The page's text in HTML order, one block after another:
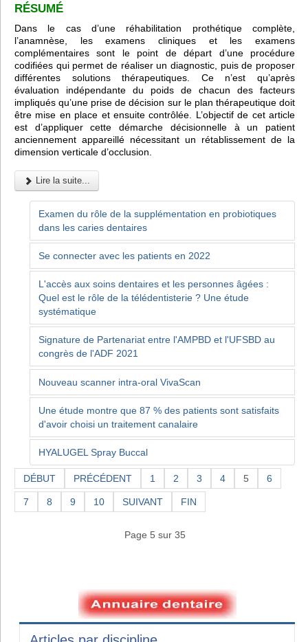
RÉSUMÉ
Dans le cas d’une réhabilitation prothétique complète,
l’anamnèse, les examens cliniques et les examens
complémentaires sont le point de départ d’une procédure
codifiées qui permet de réaliser un diagnostic, puis de proposer
différentes solutions thérapeutiques. Ce n’est qu’après
évaluation indépendante du poids de chacun des facteurs
impliqués qu’une prise de décision sur le plan thérapeutique doit
être mise en place et ensuite contrôlée. L’objectif de cet article
est d’appliquer cette démarche décisionnelle à un patient
anciennement appareillé nécessitant un rétablissement de la
dimension verticale d’occlusion.
Lire la suite...
Examen du rôle de la supplémentation en probiotiques
dans les caries dentaires
Se connecter avec les patients en 2022
L'accès aux soins dentaires et les personnes âgées :
Quel est le rôle de la télédentisterie ? Une étude
systématique
Signature de Partenariat entre l'AMPBD et l'UFSBD au
congrès de l'ADF 2021
Nouveau scanner intra-oral VivaScan
Une étude montre que 87 % des patients sont satisfaits
d'avoir choisi un traitement canalaire
HYALUGEL Spray Buccal
DÉBUT PRÉCÉDENT 1 2 3 4 5 6
7 8 9 10 SUIVANT FIN
Page 5 sur 35